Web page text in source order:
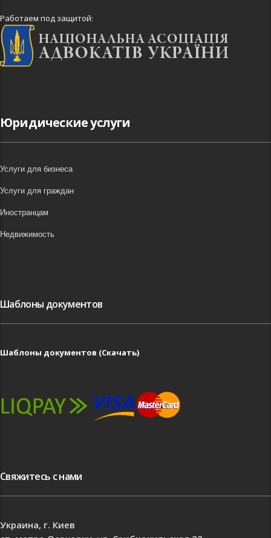
Работаем под защитой:
Юридические услуги
Услуги для бизнеса
Услуги для граждан
Иностранцам
Недвижимость
Шаблоны документов
Шаблоны документов (Скачать)
Свяжитесь с нами
Украина, г. Киев